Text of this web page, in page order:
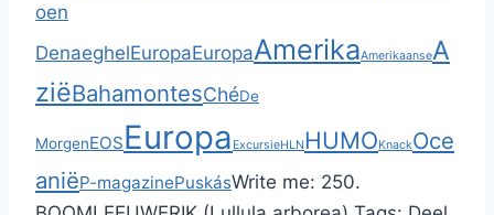
oen
DenaeghelEuropaEuropaAmerikaAmerikaanseA
ziëBahamontesChéDe
MorgenEOSEuropa ExcursieHLNHUMOKnackOce
aniëP-magazinePuskásWrite me: 250.